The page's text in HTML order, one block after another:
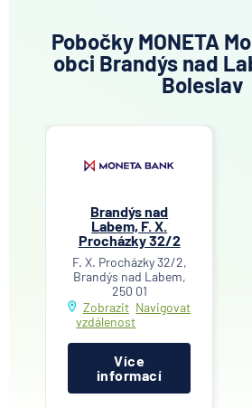
Pobočky MONETA
obci Brandýs nad
Boleslav
Brandýs nad
Labem, F. X.
Procházky 32/2
F. X. Procházky 32/2,
Brandýs nad Labem,
250 01
Zobrazit
vzdálenost
Navigovat
Více
informací